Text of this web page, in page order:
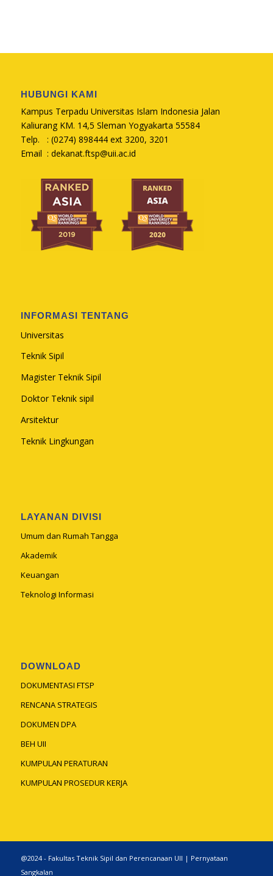
HUBUNGI KAMI
Kampus Terpadu Universitas Islam Indonesia Jalan
Kaliurang KM. 14,5 Sleman Yogyakarta 55584
Telp. : (0274) 898444 ext 3200, 3201
Email : dekanat.ftsp@uii.ac.id
INFORMASI TENTANG
Universitas
Teknik Sipil
Magister Teknik Sipil
Doktor Teknik sipil
Arsitektur
Teknik Lingkungan
LAYANAN DIVISI
Umum dan Rumah Tangga
Akademik
Keuangan
Teknologi Informasi
DOWNLOAD
DOKUMENTASI FTSP
RENCANA STRATEGIS
DOKUMEN DPA
BEH UII
KUMPULAN PERATURAN
KUMPULAN PROSEDUR KERJA
@2024 - Fakultas Teknik Sipil dan Perencanaan UII | Pernyataan
Sangkalan